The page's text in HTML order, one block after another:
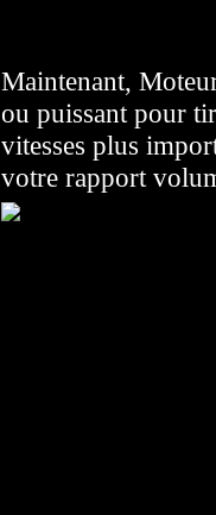
Maintenant,
ou puissant pour
vitesses plus
votre rapport